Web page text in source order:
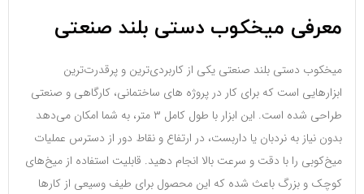
معرفی میخکوب دستی بلند صنعتی
میخکوب دستی بلند صنعتی یکی از کاربردی‌ترین و پرقدرت‌ترین
ابزارهایی است که برای کار در پروژه‌ های ساختمانی، کارگاهی و صنعتی
طراحی شده است. این ابزار با طول کامل ۳ متر، به شما امکان می‌دهد
بدون نیاز به نردبان یا داربست، در ارتفاع و نقاط دور از دسترس عملیات
میخ‌کوبی را با دقت و سرعت بالا انجام دهید. قابلیت استفاده از میخ‌های
کوچک و بزرگ باعث شده که این محصول برای طیف وسیعی از کارها